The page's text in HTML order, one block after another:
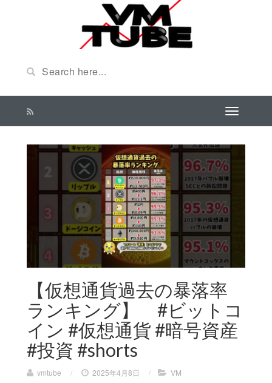
【仮想通貨過去の暴落率
ランキング】 #ビットコ
イン #仮想通貨 #暗号資産
#投資 #shorts
vmtube / 2025年4月8日 / VM